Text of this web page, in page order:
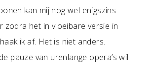
kan mij nog wel enigszins
zodra het in vloeibare versie in
ik af. Het is niet anders.
pauze van urenlange opera’s wil